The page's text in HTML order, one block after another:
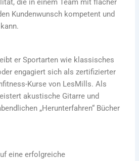
die in einem Team mit flacher
Kundenwunsch kompetent und
er Sportarten wie klassisches
engagiert sich als zertifizierter
Kurse von LesMills. Als
akustische Gitarre und
„Herunterfahren“ Bücher
eine erfolgreiche